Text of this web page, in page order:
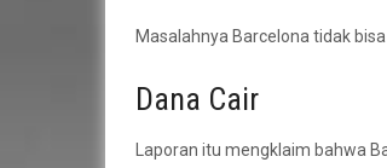
Masalahnya Barcelona tidak
Dana Cair
Laporan itu mengklaim bahwa